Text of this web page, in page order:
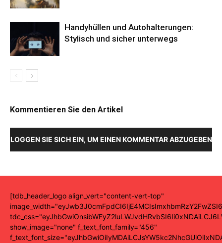
Handyhüllen und Autohalterungen:
Stylisch und sicher unterwegs
Kommentieren Sie den Artikel
LOGGEN SIE SICH EIN, UM EINEN KOMMENTAR ABZUGEBEN
[tdb_header_logo align_vert="content-vert-top"
show_image="none" f_text_font_family="456"